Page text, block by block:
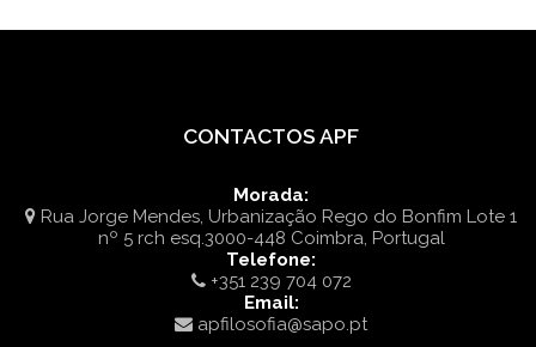
CONTACTOS APF
Morada:
Rua Jorge Mendes, Urbanização Rego do Bonfim Lote 1
nº 5 rch esq.3000-448 Coimbra, Portugal
Telefone:
+351 239 704 072
Email:
apfilosofia@sapo.pt